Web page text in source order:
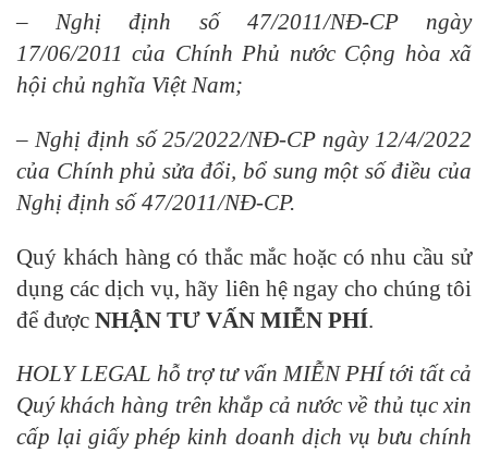
– Nghị định số 47/2011/NĐ-CP ngày
17/06/2011 của Chính Phủ nước Cộng hòa xã
hội chủ nghĩa Việt Nam;
– Nghị định số 25/2022/NĐ-CP ngày 12/4/2022
của Chính phủ sửa đổi, bổ sung một số điều của
Nghị định số 47/2011/NĐ-CP.
Quý khách hàng có thắc mắc hoặc có nhu cầu sử
dụng các dịch vụ, hãy liên hệ ngay cho chúng tôi
để được NHẬN TƯ VẤN MIỄN PHÍ
HOLY LEGAL hỗ trợ tư vấn MIỄN PHÍ tới tất cả
Quý khách hàng trên khắp cả nước về thủ tục xin
cấp lại giấy phép kinh doanh dịch vụ bưu chính